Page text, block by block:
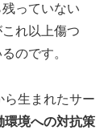
っていない
れ以上傷つ
のです。
ら生まれたサー
環境への対抗策